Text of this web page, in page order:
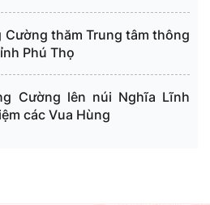
thăm Trung tâm thông
Phú Thọ
Cường lên núi Nghĩa Lĩnh
các Vua Hùng